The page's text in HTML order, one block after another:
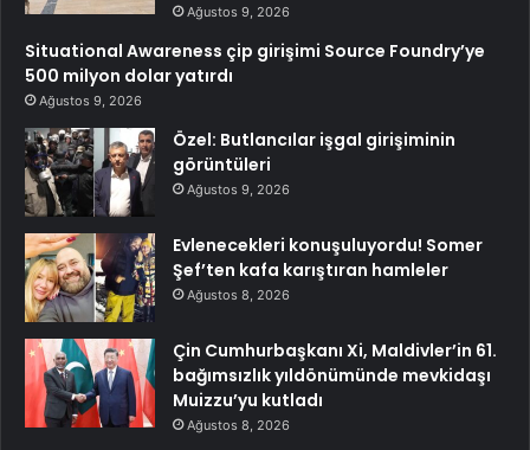
Ağustos 9, 2026
Situational Awareness çip girişimi Source Foundry’ye
500 milyon dolar yatırdı
Ağustos 9, 2026
Özel: Butlancılar işgal girişiminin
görüntüleri
Ağustos 9, 2026
Evlenecekleri konuşuluyordu! Somer
Şef’ten kafa karıştıran hamleler
Ağustos 8, 2026
Çin Cumhurbaşkanı Xi, Maldivler’in 61.
bağımsızlık yıldönümünde mevkidaşı
Muizzu’yu kutladı
Ağustos 8, 2026